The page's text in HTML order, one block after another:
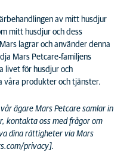
av mitt husdjur
mitt husdjur och dess
lagrar och använder denna
Mars Petcare-familjens
livet för husdjur och
våra produkter och tjänster.
ägare Mars Petcare samlar in
kontakta oss med frågor om
dina rättigheter via Mars
privacy].